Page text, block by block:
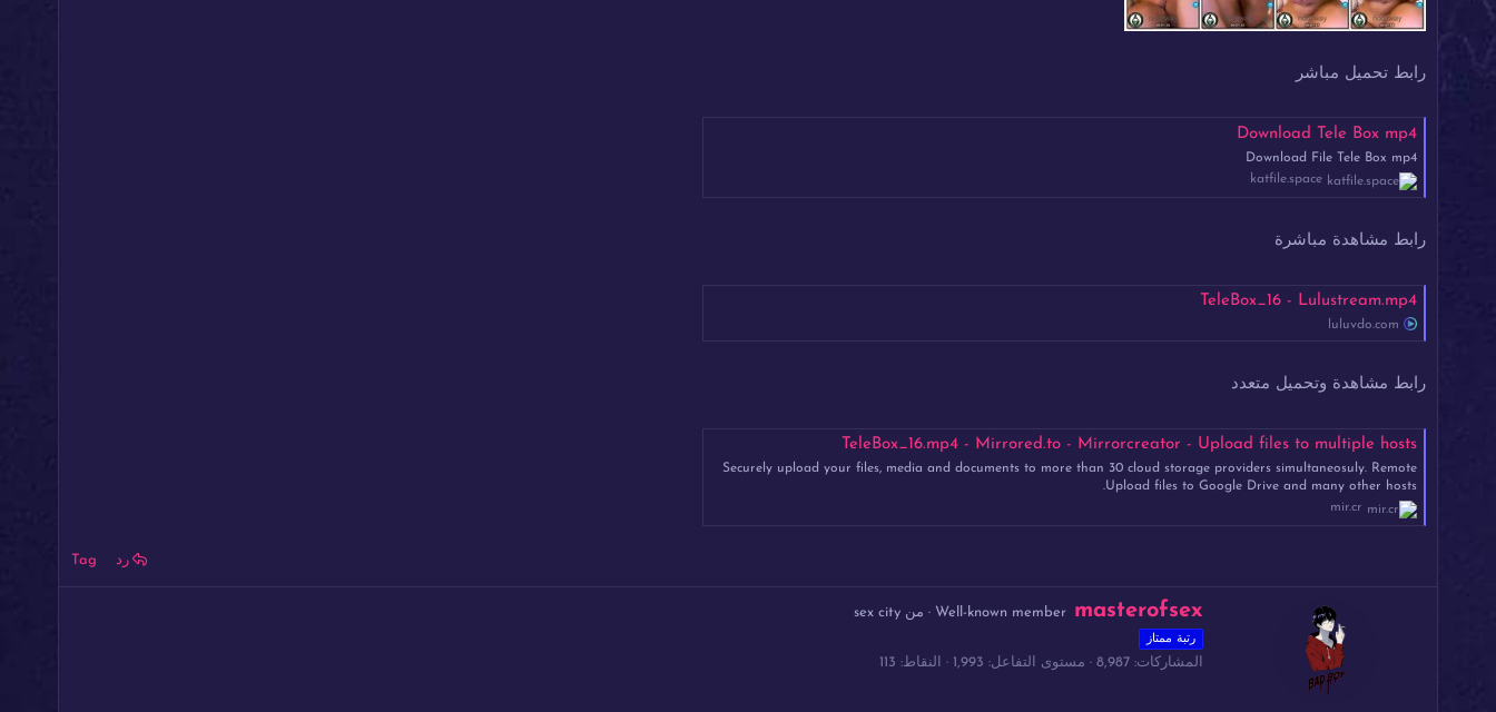
رابط تحميل مباشر
Download Tele Box mp4
Download File Tele Box mp4
katfile.space
رابط مشاهدة مباشرة
TeleBox_16 - Lulustream.mp4
luluvdo.com
رابط مشاهدة وتحميل متعدد
TeleBox_16.mp4 - Mirrored.to - Mirrorcreator - Upload files to multiple hosts
Securely upload your files, media and documents to more than 30 cloud storage providers simultaneosuly. Remote
Upload files to Google Drive and many other hosts.
mir.cr
رد Tag
ك
ب
ب
masterofsex
Well-known member
· من sex city
رتبة ممتاز
المشاركات 8,987 مستوى التفاعل 1,993 النقاط 113